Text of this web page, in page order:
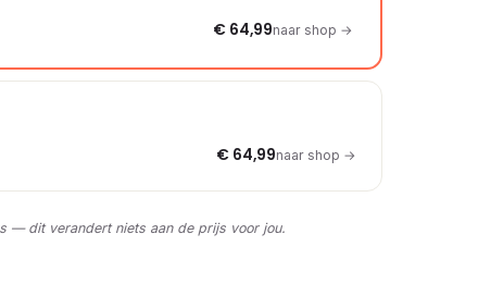
€ 64,99naar shop →
€ 64,99naar shop →
— dit verandert niets aan de prijs voor jou.